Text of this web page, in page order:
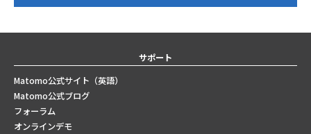
サポート
Matomo公式サイト（英語）
Matomo公式ブログ
フォーラム
オンラインデモ